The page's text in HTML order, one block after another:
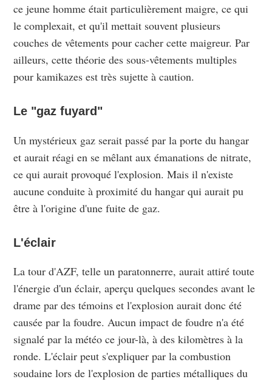
ce jeune homme était particulièrement maigre, ce qui
le complexait, et qu'il mettait souvent plusieurs
couches de vêtements pour cacher cette maigreur. Par
ailleurs, cette théorie des sous-vêtements multiples
pour kamikazes est très sujette à caution.
Le "gaz fuyard"
Un mystérieux gaz serait passé par la porte du hangar
et aurait réagi en se mêlant aux émanations de nitrate,
ce qui aurait provoqué l'explosion. Mais il n'existe
aucune conduite à proximité du hangar qui aurait pu
être à l'origine d'une fuite de gaz.
L'éclair
La tour d'AZF, telle un paratonnerre, aurait attiré toute
l'énergie d'un éclair, aperçu quelques secondes avant le
drame par des témoins et l'explosion aurait donc été
causée par la foudre. Aucun impact de foudre n'a été
signalé par la météo ce jour-là, à des kilomètres à la
ronde. L'éclair peut s'expliquer par la combustion
soudaine lors de l'explosion de parties métalliques du